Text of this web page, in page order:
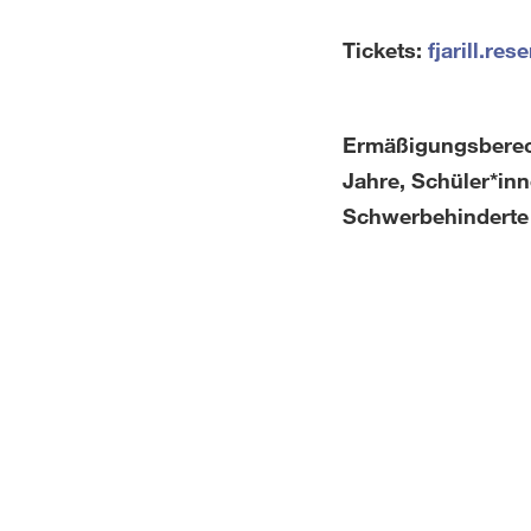
Tickets:
Jahre,